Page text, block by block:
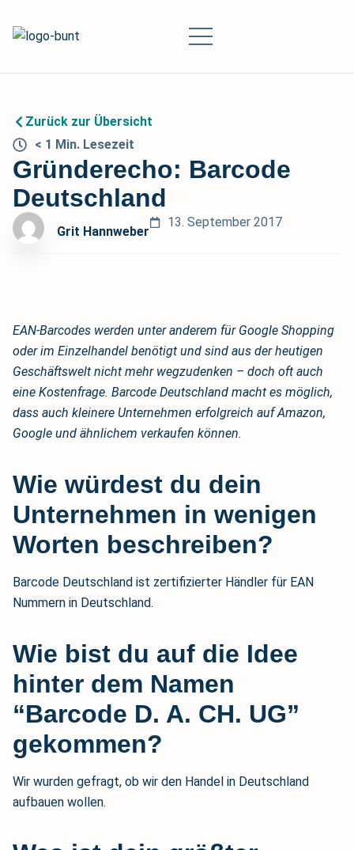
Zurück zur Übersicht
< 1 Min.Lesezeit
Gründerecho: Barcode
Deutschland
Grit Hannweber
13. September 2017
EAN-Barcodes werden unter anderem für Google Shopping
oder im Einzelhandel benötigt und sind aus der heutigen
Geschäftswelt nicht mehr wegzudenken – doch oft auch
eine Kostenfrage. Barcode Deutschland macht es möglich,
dass auch kleinere Unternehmen erfolgreich auf Amazon,
Google und ähnlichem verkaufen können.
Wie würdest du dein
Unternehmen in wenigen
Worten beschreiben?
Barcode Deutschland ist zertifizierter Händler für EAN
Nummern in Deutschland.
Wie bist du auf die Idee
hinter dem Namen
“Barcode D. A. CH. UG”
gekommen?
Wir wurden gefragt, ob wir den Handel in Deutschland
aufbauen wollen.